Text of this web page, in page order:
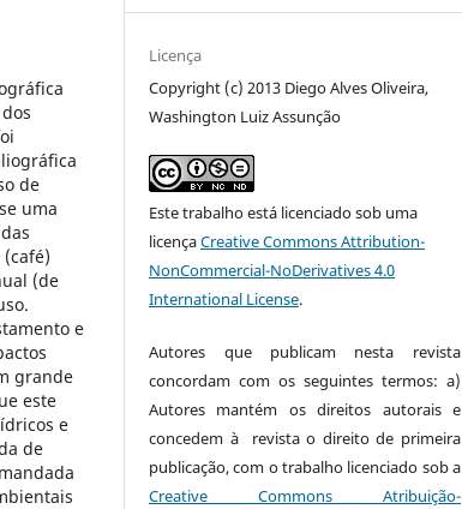
de
uma
(de
e
grande
este
e
de
Licença
Copyright (c) 2013 Diego Alves Oliveira,
Washington Luiz Assunção
Este trabalho está licenciado sob uma
licençaCreative Commons Attribution-
NonCommercial-NoDerivatives 4.0
International License.
Autores que publicam nesta revista
concordam com os seguintes termos: a)
Autores mantém os direitos autorais e
concedem à revista o direito de primeira
publicação, com o trabalho licenciado sob a
Creative Commons Atribuição-